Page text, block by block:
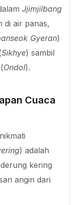
Jjimjilbang
di air panas,
Gyeran)
Sikhye) sambil
Ondol).
Cuaca
) adalah
kering
angin dari